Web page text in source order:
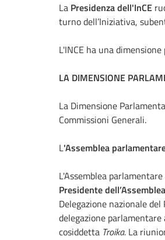
La Presidenza dell'InCE
turno dell’Iniziativa,
L'INCE ha una
LA DIMENSIONE
La Dimensione
Commissioni Generali.
L'Assemblea
L'Assemblea
Presidente
Delegazione nazionale
delegazione
cosiddetta Troika.La